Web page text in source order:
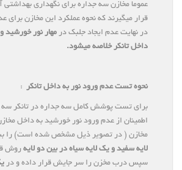
عموما مخازن سه جداره برای نگهداری بهداشتی
قرار میگیرند که نحوه عملکرد این مخازن برای
در نهایت عدم ایجاد جلبک در مهار نور خورشید
داخل تانکر خلاصه میشود.
نحوه تست عدم ورود نور به داخل تانکر :
برای تست پوشش کامل سه جداره در تانکر سه
اطمینان از عدم ورود نور خورشید به داخل
مخازن ( در تصویر ذیل مشخص شده است) را
لایه سفید و یک لایه سیاه در بین دو لایه روش
سپس درب مخزن را سر جایش قرار داده و در